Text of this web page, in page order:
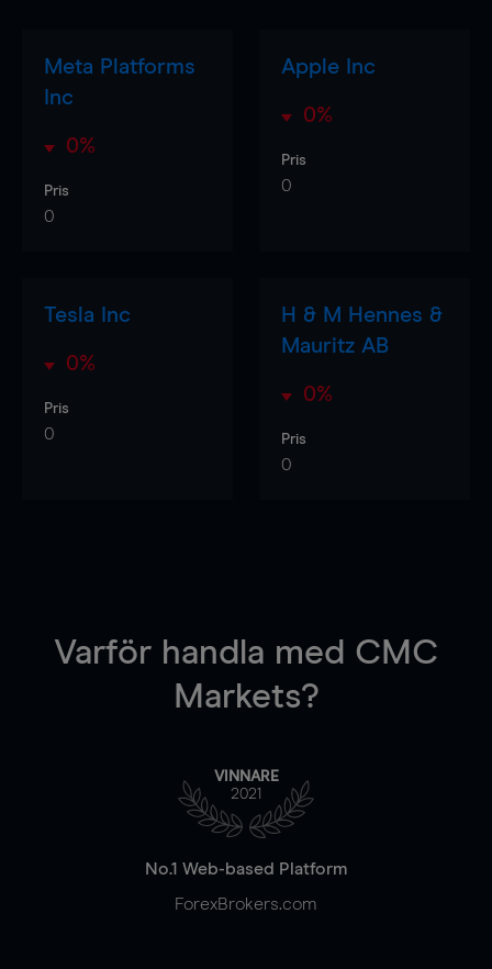
Meta Platforms
Inc
0%
Pris
0
Apple Inc
0%
Pris
0
Tesla Inc
0%
Pris
0
H & M Hennes &
Mauritz AB
0%
Pris
0
Varför handla med CMC
Markets?
VINNARE
2021
No.1 Web-based Platform
ForexBrokers.com